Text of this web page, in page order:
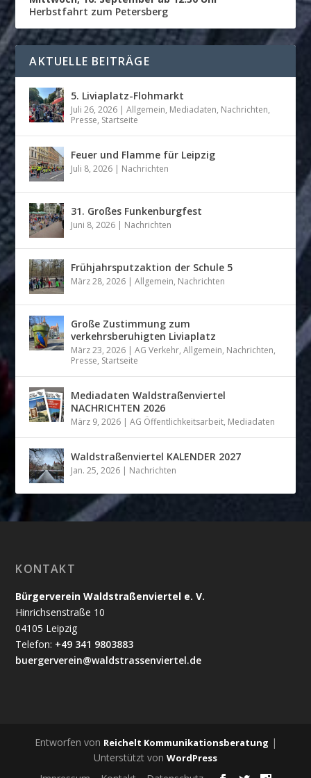
Herbstfahrt zum Petersberg
AKTUELLE BEITRÄGE
5. Liviaplatz-Flohmarkt
Juli 26, 2026 |Allgemein, Mediadaten, Nachrichten,
Presse, Startseite
Feuer und Flamme für Leipzig
Juli 8, 2026 | Nachrichten
31. Großes Funkenburgfest
Juni 8, 2026 | Nachrichten
Frühjahrsputzaktion der Schule 5
März 28, 2026 |Allgemein, Nachrichten
Große Zustimmung zum
verkehrsberuhigten Liviaplatz
März 23, 2026 |AG Verkehr,Allgemein, Nachrichten,
Presse, Startseite
Mediadaten Waldstraßenviertel
NACHRICHTEN 2026
März 9, 2026 |AG Öffentlichkeitsarbeit, Mediadaten
Waldstraßenviertel KALENDER 2027
Jan. 25, 2026 | Nachrichten
KONTAKT
Bürgerverein Waldstraßenviertel e. V.
Hinrichsenstraße 10
04105 Leipzig
Telefon: +49 341 9803883
buergerverein@waldstrassenviertel.de
Entworfen von Reichelt Kommunikationsberatung |
Unterstützt von WordPress